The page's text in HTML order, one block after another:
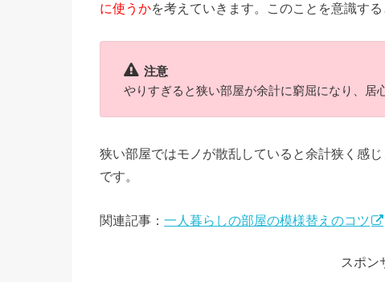
に使うかを考えていきます。このことを意識す
注意
やりすぎると狭い部屋が余計に窮屈になり、居
狭い部屋ではモノが散乱していると余計狭く感
です。
関連記事： 一人暮らしの部屋の模様替えのコツ
スポン